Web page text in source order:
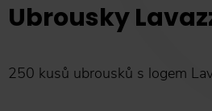
Ubrousky
250 kusů ubrousků s logem